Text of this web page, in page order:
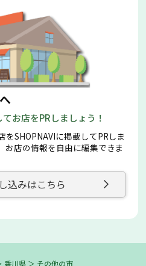
お店をPRしましょう！
SHOPNAVIに掲載してPRしま
お店の情報を自由に編集できま
込みはこちら
香川県 ＞ その他の市